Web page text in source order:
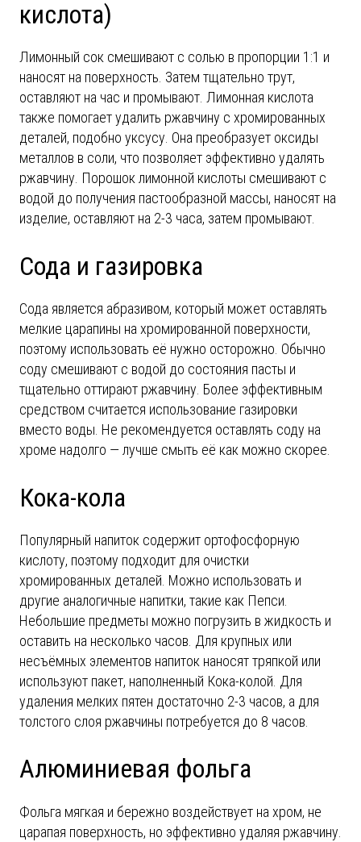
кислота)
Лимонный сок смешивают с солью в пропорции 1:1 и
наносят на поверхность. Затем тщательно трут,
оставляют на час и промывают. Лимонная кислота
также помогает удалить ржавчину с хромированных
деталей, подобно уксусу. Она преобразует оксиды
металлов в соли, что позволяет эффективно удалять
ржавчину. Порошок лимонной кислоты смешивают с
водой до получения пастообразной массы, наносят на
изделие, оставляют на 2-3 часа, затем промывают.
Сода и газировка
Сода является абразивом, который может оставлять
мелкие царапины на хромированной поверхности,
поэтому использовать её нужно осторожно. Обычно
соду смешивают с водой до состояния пасты и
тщательно оттирают ржавчину. Более эффективным
средством считается использование газировки
вместо воды. Не рекомендуется оставлять соду на
хроме надолго — лучше смыть её как можно скорее.
Кока-кола
Популярный напиток содержит ортофосфорную
кислоту, поэтому подходит для очистки
хромированных деталей. Можно использовать и
другие аналогичные напитки, такие как Пепси.
Небольшие предметы можно погрузить в жидкость и
оставить на несколько часов. Для крупных или
несъёмных элементов напиток наносят тряпкой или
используют пакет, наполненный Кока-колой. Для
удаления мелких пятен достаточно 2-3 часов, а для
толстого слоя ржавчины потребуется до 8 часов.
Алюминиевая фольга
Фольга мягкая и бережно воздействует на хром, не
царапая поверхность, но эффективно удаляя ржавчину.